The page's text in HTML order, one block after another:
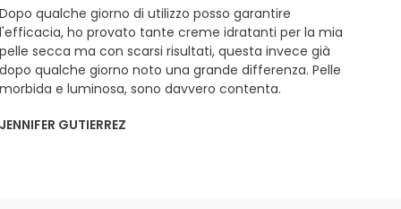
Dopo qualche giorno di utilizzo posso garantire
l'efficacia, ho provato tante creme idratanti per la mia
pelle secca ma con scarsi risultati, questa invece già
dopo qualche giorno noto una grande differenza. Pelle
morbida e luminosa, sono davvero contenta.
JENNIFER GUTIERREZ